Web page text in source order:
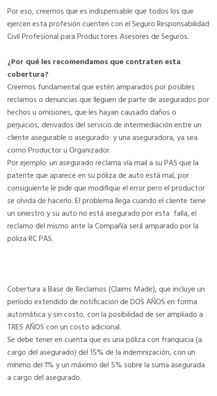
Por eso, creemos que es indispensable que todos los que
ejercen esta profesión cuenten con el Seguro Responsabilidad
Civil Profesional para Productores Asesores de Seguros.
¿Por qué les recomendamos que contraten esta
cobertura?
Creemos fundamental que estén amparados por posibles
reclamos o denuncias que lleguen de parte de asegurados por
hechos u omisiones, que les hayan causado daños o
perjuicios, derivados del servicio de intermediación entre un
cliente asegurable o asegurado y una aseguradora, ya sea
como Productor u Organizador.
Por ejemplo: un asegurado reclama vía mail a su PAS que la
patente que aparece en su póliza de auto está mal, por
consiguiente le pide que modifique el error pero el productor
se olvida de hacerlo. El problema llega cuando el cliente tiene
un siniestro y su auto no está asegurado por esta falla, el
reclamo del mismo ante la Compañía será amparado por la
póliza RC PAS.
Cobertura a Base de Reclamos (Claims Made), que incluye un
período extendido de notificación de DOS AÑOS en forma
automática y sin costo, con la posibilidad de ser ampliado a
TRES AÑOS con un costo adicional.
Se debe tener en cuenta que es una póliza con franquicia (a
cargo del asegurado) del 15% de la indemnización, con un
mínimo del 1% y un máximo del 5% sobre la suma asegurada
a cargo del asegurado.